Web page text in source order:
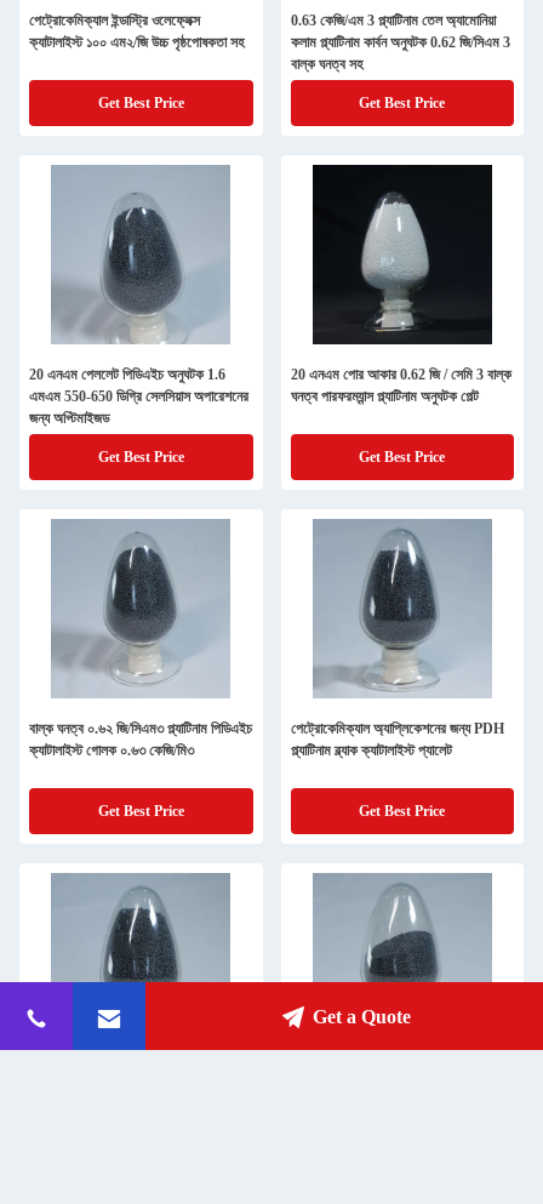
পেট্রোকেমিক্যাল ইন্ডাস্ট্রি ওলেফ্লেক্স
ক্যাটালাইস্ট ১০০ এম২/জি উচ্চ পৃষ্ঠপোষকতা সহ
Get Best Price
0.63 কেজি/এম 3 প্ল্যাটিনাম তেল অ্যামোনিয়া
কলাম প্ল্যাটিনাম কার্বন অনুঘটক 0.62 জি/সিএম 3
বাল্ক ঘনত্ব সহ
Get Best Price
20 এনএম পেললেট পিডিএইচ অনুঘটক 1.6
এমএম 550-650 ডিগ্রি সেলসিয়াস অপারেশনের
জন্য অপ্টিমাইজড
Get Best Price
20 এনএম পোর আকার 0.62 জি / সেমি 3 বাল্ক
ঘনত্ব পারফরম্যান্স প্ল্যাটিনাম অনুঘটক পেল্ট
Get Best Price
বাল্ক ঘনত্ব ০.৬২ জি/সিএম৩ প্ল্যাটিনাম পিডিএইচ
ক্যাটালাইস্ট গোলক ০.৬৩ কেজি/মি৩
Get Best Price
পেট্রোকেমিক্যাল অ্যাপ্লিকেশনের জন্য PDH
প্ল্যাটিনাম ব্ল্যাক ক্যাটালাইস্ট প্যালেট
Get Best Price
Get a Quote